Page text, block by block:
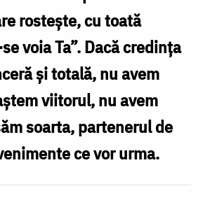
rostește, cu toată
voia Ta”. Dacă credința
și totală, nu avem
viitorul, nu avem
soarta, partenerul de
ce vor urma.